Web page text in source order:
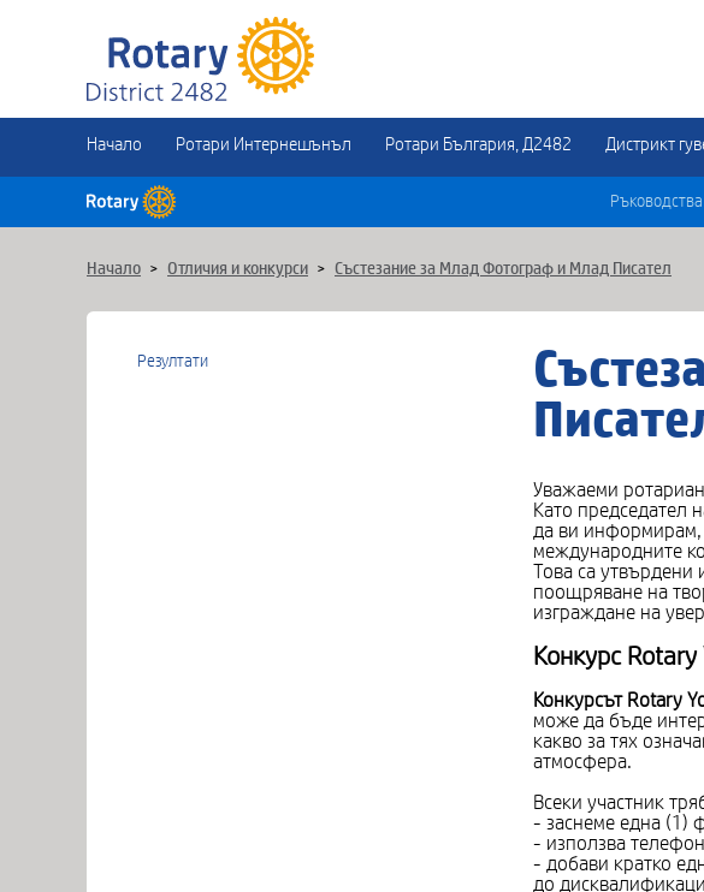
Начало Ротари Интернешънъл Ротари България, Д2482 Дистрикт
Ръководства
Начало > Отличия и конкурси > Състезание за Млад Фотограф и Млад Писател
Резултати
Уважаеми
Като председател
да ви информирам,
международните
Това са утвърдени
поощряване на
изграждане на
Конкурс
Конкурсът Rotary
може да бъде
какво за тях
атмосфера.
Всеки участник
- заснеме една (1)
- използва
- добави кратко
до